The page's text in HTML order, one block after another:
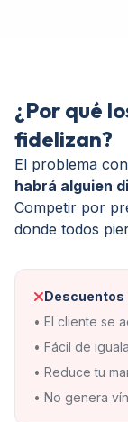
¿Por qué
fidelizan?
El problema
habrá alguien
Competir por
donde todos
Descuentos
• El cliente se
• Fácil de
• Reduce tu
• No genera